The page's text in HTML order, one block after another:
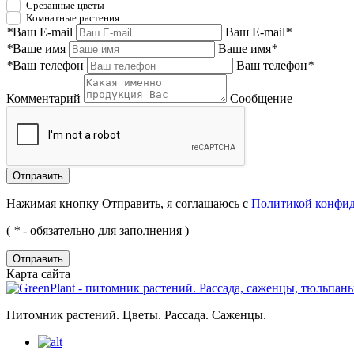
Срезанные цветы
Комнатные растения
*Ваш E-mail Ваш E-mail*
*Ваше имя Ваше имя*
*Ваш телефон Ваш телефон*
Комментарий Сообщение
Нажимая кнопку Отправить, я соглашаюсь с Политикой
( * - обязательно для заполнения )
Отправить
Карта сайта
Питомник растений. Цветы. Рассада. Саженцы.